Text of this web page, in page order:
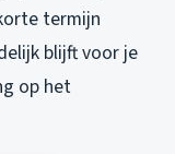
termijn
blijft voor je
op het